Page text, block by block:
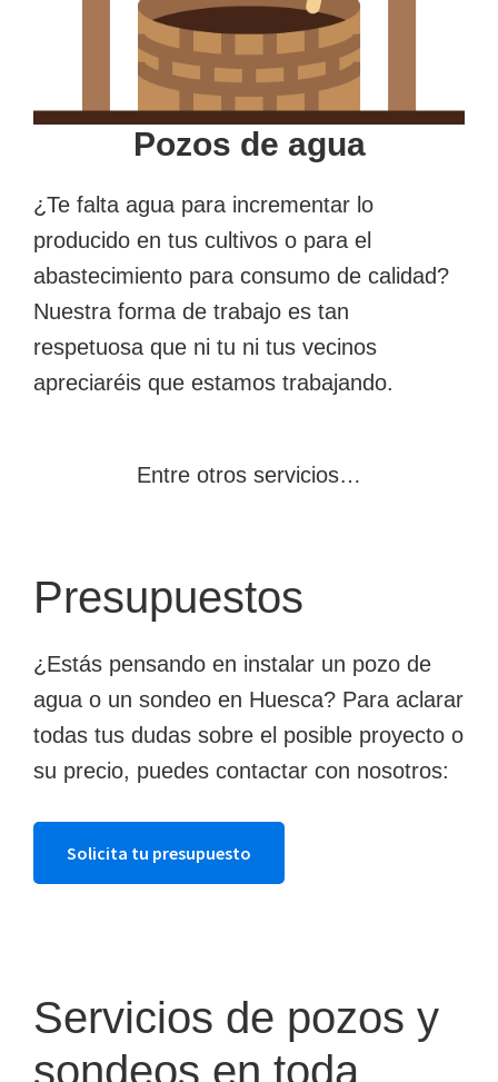
Pozos de agua
¿Te falta agua para incrementar lo
producido en tus cultivos o para el
abastecimiento para consumo de calidad?
Nuestra forma de trabajo es tan
respetuosa que ni tu ni tus vecinos
apreciaréis que estamos trabajando.
Entre otros servicios…
Presupuestos
¿Estás pensando en instalar un pozo de
agua o un sondeo en Huesca? Para aclarar
todas tus dudas sobre el posible proyecto o
su precio, puedes contactar con nosotros:
Solicita tu presupuesto
Servicios de pozos y
sondeos en toda